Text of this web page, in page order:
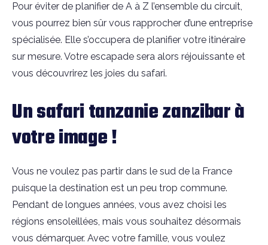
Pour éviter de planifier de A à Z l’ensemble du circuit,
vous pourrez bien sûr vous rapprocher d’une entreprise
spécialisée. Elle s’occupera de planifier votre itinéraire
sur mesure. Votre escapade sera alors réjouissante et
vous découvrirez les joies du safari.
Un safari tanzanie zanzibar à
votre image !
Vous ne voulez pas partir dans le sud de la France
puisque la destination est un peu trop commune.
Pendant de longues années, vous avez choisi les
régions ensoleillées, mais vous souhaitez désormais
vous démarquer. Avec votre famille, vous voulez